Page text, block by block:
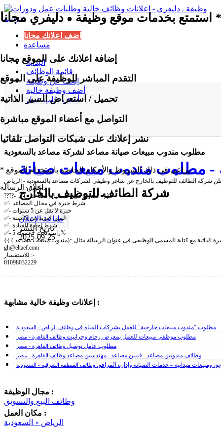
اضف اعلانك مجانا
مساعدة
البداية
قائمة الوظائف
ابحث عن وظيفة
أضف وظيفة خالية
أضف طلب عمل
- مطلوب مندوب مبيعات صيانة
لشركة مصاعد بالسعودية
شركة الطائف للتوظيف بالخارج
طباعة الإعلان
تاريخ النشر
2025-09-25
مطلوب مندوب مبيعات صيانة مصاعد لشركة مصاعد بالسعودية
مطلوب :ـــــــــــ
????- ::{{● مندوب مبيعات صيانه مصاعد ●}}::
✅- شرط خبرة في مجال المصاعد
✅- خبرة لا تقل عن 5 سنوات
✅- السن لايزيد عن 35سنة
✅- شرط اجادة القيادة
✅- راتب ثابت +عمولة 5%
gh@eltaef.com
للاستفسار :-
01098032229
إعلانات وظيفة خالية مشابهة :
مطلوب "مندوب مبيعات خارجية" للعمل بشركات المياه فى وظائف الرياض - السعودية
مطلوب موظفي مبيعات للعمل بمعرض رخام وجرانيت وظائف القاهرة - مصر
مطلوب عامل توصيل وظائف القاهرة - مصر
وظائف مندوبين مصاعد . فنيين مصاعد . مهندسين مصاعد وظائف القاهرة - مصر
ومبيعات ميدانية – خدمات الصيانة وإدارة المرافق وظائف المنطقة الشرقية - السعودية
مجال الوظيفة :
وظائف البيع والتسويق
مكان العمل :
الرياض » السعودية
استمتع بخدمات موقع وظيفة ● دليفريمجانا *
إضافة اعلانك على الموقع مجانا
التقدم المباشر للوظيفة على الموقع
تحميل / استعراض السير الذاتية
التواصل مع أعضاء الموقع مباشرة
نشر إعلانك على شبكات التواصل تلقائيا
* يراعى في ذلك الشروط والأحكام الخاصة باستخدام الموقع.
اغلاق الرسالة